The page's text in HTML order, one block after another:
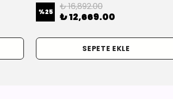
%25 ₺ 16,892.00
₺ 12,669.00
SEPETE EKLE